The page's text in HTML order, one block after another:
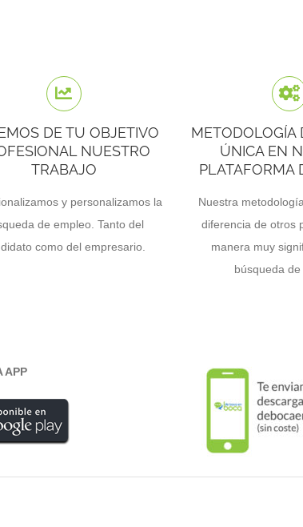
DE TU OBJETIVO
NUESTRO
TRABAJO
y personalizamos la
de empleo. Tanto del
como del empresario.
METODOLOGÍA
ÚNICA EN
PLATAFORMA
Nuestra
diferencia de otros
manera muy
búsqueda de
APP